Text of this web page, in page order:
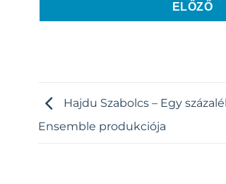
ELŐZŐ
Hajdu Szabolcs – Egy
Ensemble produkciója